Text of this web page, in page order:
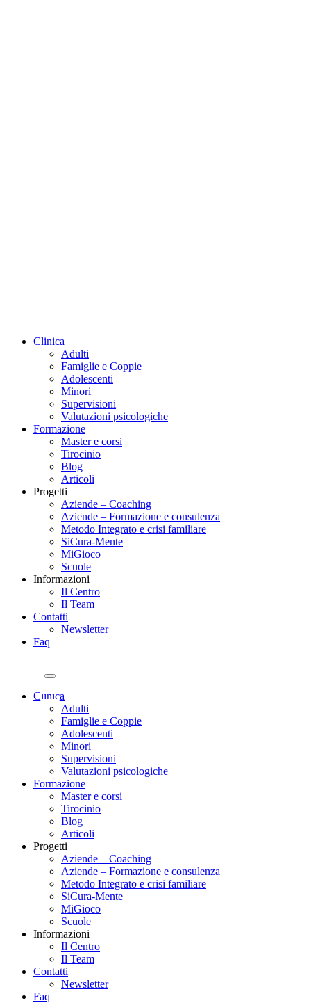
Clinica
Adulti
Famiglie e Coppie
Adolescenti
Minori
Supervisioni
Valutazioni psicologiche
Formazione
Master e corsi
Tirocinio
Blog
Articoli
Progetti
Aziende – Coaching
Aziende – Formazione e consulenza
Metodo Integrato e crisi familiare
SiCura-Mente
MiGioco
Scuole
Informazioni
Il Centro
Il Team
Contatti
Newsletter
Faq
Clinica
Adulti
Famiglie e Coppie
Adolescenti
Minori
Supervisioni
Valutazioni psicologiche
Formazione
Master e corsi
Tirocinio
Blog
Articoli
Progetti
Aziende – Coaching
Aziende – Formazione e consulenza
Metodo Integrato e crisi familiare
SiCura-Mente
MiGioco
Scuole
Informazioni
Il Centro
Il Team
Contatti
Newsletter
Faq